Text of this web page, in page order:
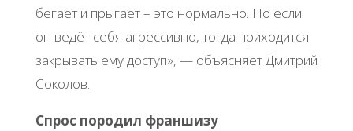
бегает и прыгает – это нормально. Но если
он ведёт себя агрессивно, тогда приходится
закрывать ему доступ», — объясняет Дмитрий
Соколов.
Спрос породил франшизу